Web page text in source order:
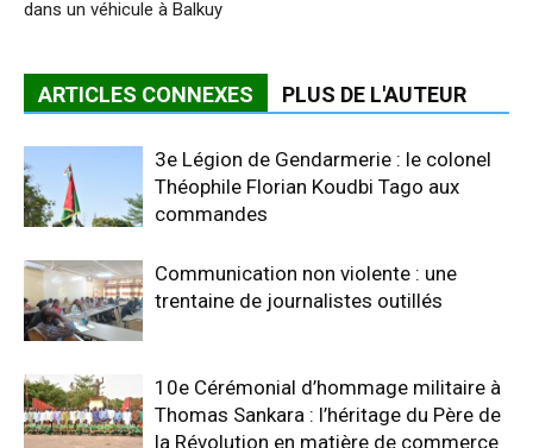
dans un véhicule à Balkuy
ARTICLES CONNEXES PLUS DE L'AUTEUR
3e Légion de Gendarmerie : le colonel
Théophile Florian Koudbi Tago aux
commandes
Communication non violente : une
trentaine de journalistes outillés
10e Cérémonial d’hommage militaire à
Thomas Sankara : l’héritage du Père de
la Révolution en matière de commerce